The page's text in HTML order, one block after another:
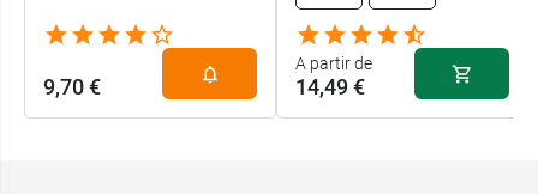
9,70 €
A partir de
14,49 €